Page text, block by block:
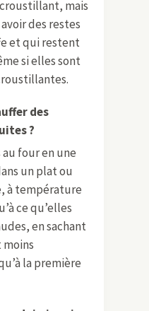
mais
des restes
et qui restent
si elles sont
des
?
four en une
un plat ou
à température
ce qu’elles
en sachant
moins
la première